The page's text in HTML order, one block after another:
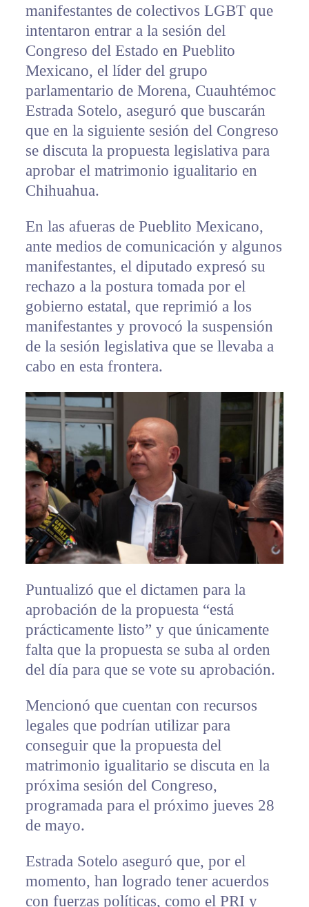
manifestantes de colectivos LGBT que
intentaron entrar a la sesión del
Congreso del Estado en Pueblito
Mexicano, el líder del grupo
parlamentario de Morena, Cuauhtémoc
Estrada Sotelo, aseguró que buscarán
que en la siguiente sesión del Congreso
se discuta la propuesta legislativa para
aprobar el matrimonio igualitario en
Chihuahua.
En las afueras de Pueblito Mexicano,
ante medios de comunicación y algunos
manifestantes, el diputado expresó su
rechazo a la postura tomada por el
gobierno estatal, que reprimió a los
manifestantes y provocó la suspensión
de la sesión legislativa que se llevaba a
cabo en esta frontera.
Puntualizó que el dictamen para la
aprobación de la propuesta “está
prácticamente listo” y que únicamente
falta que la propuesta se suba al orden
del día para que se vote su aprobación.
Mencionó que cuentan con recursos
legales que podrían utilizar para
conseguir que la propuesta del
matrimonio igualitario se discuta en la
próxima sesión del Congreso,
programada para el próximo jueves 28
de mayo.
Estrada Sotelo aseguró que, por el
momento, han logrado tener acuerdos
con fuerzas políticas, como el PRI y